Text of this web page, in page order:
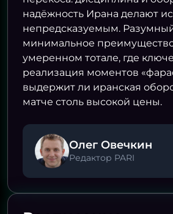
надёжность Ирана делают
непредсказуемым.
минимальное
умеренном тотале, где
реализация моментов
выдержит ли иранская
матче столь высокой цены.
Олег Овечкин
Редактор PARI